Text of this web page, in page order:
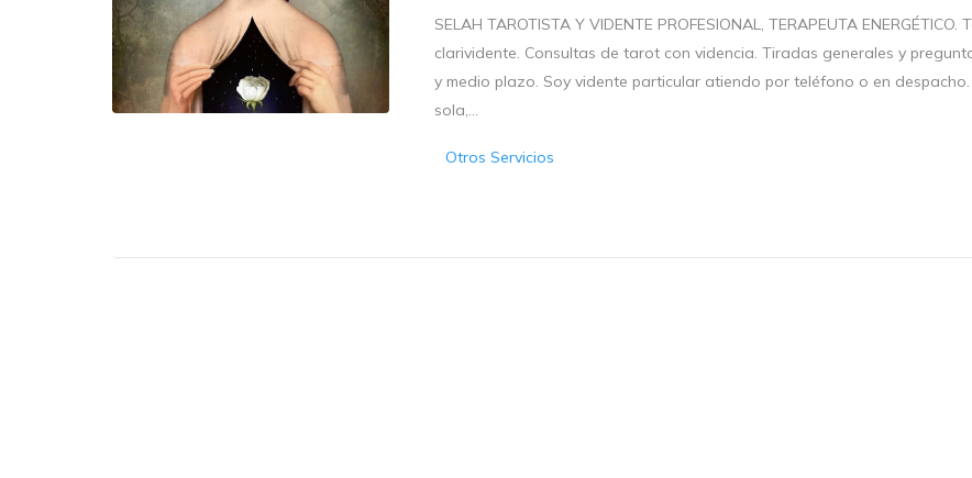
SELAH TAROTISTA Y VIDENTE PROFESIONAL, TERAPEUTA
clarividente. Consultas de tarot con videncia. Tiradas generales y
y medio plazo. Soy vidente particular atiendo por teléfono o en
sola,...
Otros Servicios